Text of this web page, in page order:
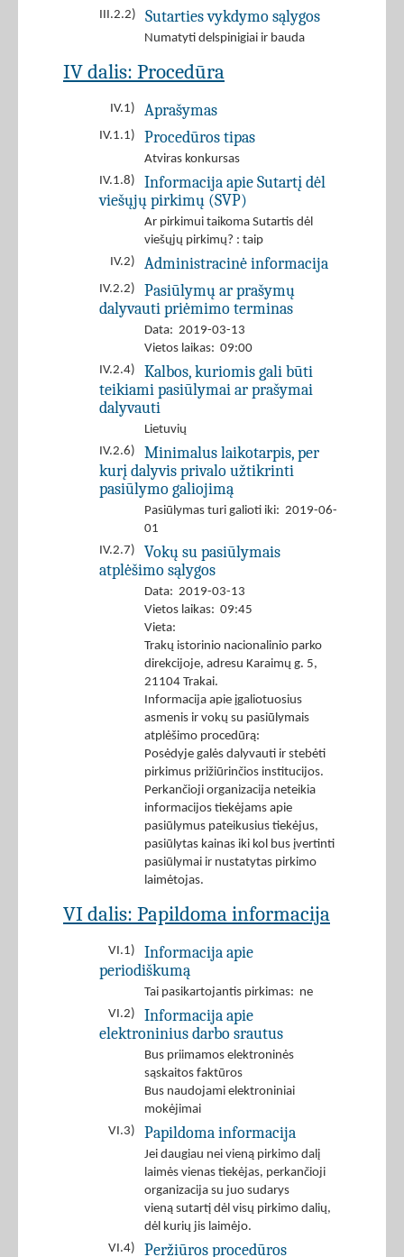
III.2.2) Sutarties vykdymo sąlygos
Numatyti delspinigiai ir bauda
IV dalis: Procedūra
IV.1) Aprašymas
IV.1.1) Procedūros tipas
Atviras konkursas
IV.1.8)
Informacija apie Sutartį dėl
viešųjų pirkimų (SVP)
Ar pirkimui taikoma Sutartis dėl
viešųjų pirkimų? : taip
IV.2)
Administracinė informacija
IV.2.2)
Pasiūlymų ar prašymų
dalyvauti priėmimo terminas
Data: 2019-03-13
Vietos laikas: 09:00
IV.2.4)
Kalbos, kuriomis gali būti
teikiami pasiūlymai ar prašymai
dalyvauti
Lietuvių
IV.2.6)
Minimalus laikotarpis, per
kurį dalyvis privalo užtikrinti
pasiūlymo galiojimą
Pasiūlymas turi galioti iki: 2019-06-
01
IV.2.7)
Vokų su pasiūlymais
atplėšimo sąlygos
Data: 2019-03-13
Vietos laikas: 09:45
Vieta:
Trakų istorinio nacionalinio parko
direkcijoje, adresu Karaimų g. 5,
21104 Trakai.
Informacija apie įgaliotuosius
asmenis ir vokų su pasiūlymais
atplėšimo procedūrą:
Posėdyje galės dalyvauti ir stebėti
pirkimus prižiūrinčios institucijos.
Perkančioji organizacija neteikia
informacijos tiekėjams apie
pasiūlymus pateikusius tiekėjus,
pasiūlytas kainas iki kol bus įvertinti
pasiūlymai ir nustatytas pirkimo
laimėtojas.
VI dalis: Papildoma informacija
VI.1)
Informacija apie
periodiškumą
Tai pasikartojantis pirkimas: ne
VI.2)
Informacija apie
elektroninius darbo srautus
Bus priimamos elektroninės
sąskaitos faktūros
Bus naudojami elektroniniai
mokėjimai
VI.3)
Papildoma informacija
Jei daugiau nei vieną pirkimo dalį
laimės vienas tiekėjas, perkančioji
organizacija su juo sudarys
vieną sutartį dėl visų pirkimo dalių,
dėl kurių jis laimėjo.
VI.4)
Peržiūros procedūros